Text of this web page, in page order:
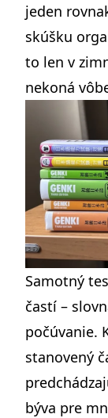
jeden
skúšku
to len v
nekoná
Samotný
častí –
počúvanie.
stanovený
býva pre